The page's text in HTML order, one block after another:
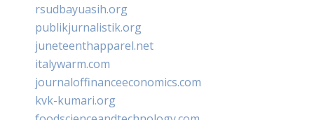
rsudbayuasih.org
publikjurnalistik.org
juneteenthapparel.net
italywarm.com
journaloffinanceeconomics.com
kvk-kumari.org